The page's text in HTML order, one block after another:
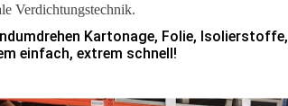
Verdichtungstechnik.
Kartonage, Folie, Isolierstoffe,
einfach, extrem schnell!